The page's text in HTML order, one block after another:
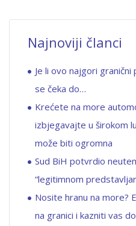
Najnoviji članci
Je li ovo najgori
se čeka do…
Krećete na more
izbjegavajte u širokom
može biti ogromna
Sud BiH potvrdio
“legitimnom
Nosite hranu na more?
na granici i kazniti vas